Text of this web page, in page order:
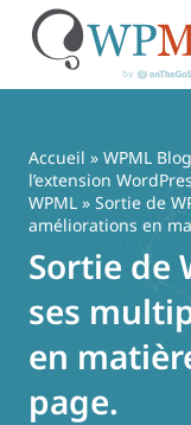
contenu
Accueil » WPML
l’extension
WPML » Sortie de
améliorations en
Sortie de
ses
en
page.